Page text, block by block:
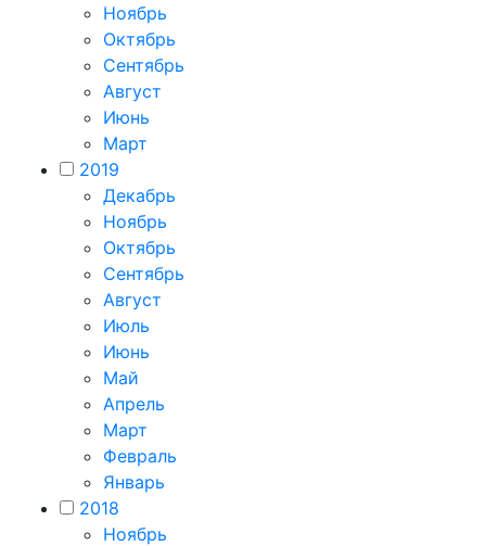
Ноябрь
Октябрь
Сентябрь
Август
Июнь
Март
2019
Декабрь
Ноябрь
Октябрь
Сентябрь
Август
Июль
Июнь
Май
Апрель
Март
Февраль
Январь
2018
Ноябрь